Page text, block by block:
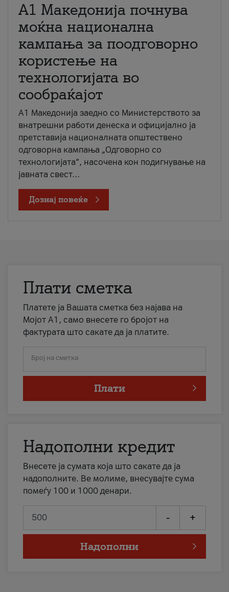
A1 Македонија почнува
моќна национална
кампања за поодговорно
користење на
технологијата во
сообраќајот
A1 Македонија заедно со Министерството за
внатрешни работи денеска и официјално ја
претставија националната општествено
одговорна кампања „Одговорно со
технологијата“, насочена кон подигнување на
јавната свест...
Дознај повеќе
Плати сметка
Платете ја Вашата сметка без најава на
Мојот А1, само внесете го бројот на
фактурата што сакате да ја платите.
Број на сметка
Плати
Надополни кредит
Внесете ја сумата која што сакате да ја
надополните. Ве молиме, внесувајте сума
помеѓу 100 и 1000 денари.
- +
Надополни